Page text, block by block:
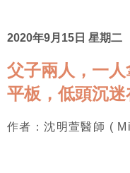
2020年9月15日 星期二
父子兩人，一
平板，低頭沉
作者：沈明萱醫師 (